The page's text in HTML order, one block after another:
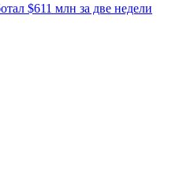
$611 млн за две недели